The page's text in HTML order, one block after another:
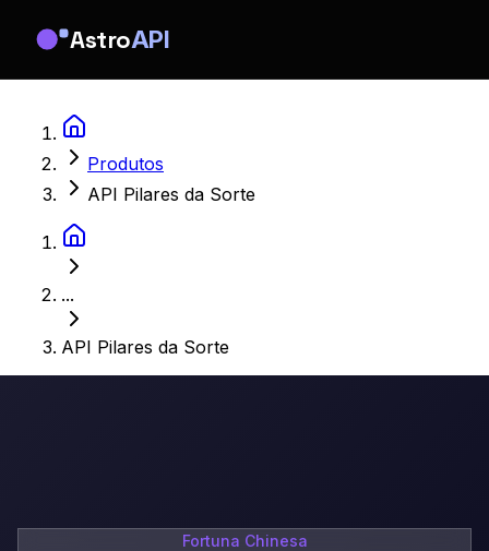
AstroAPI
Produtos
API Pilares da Sorte
...
API Pilares da Sorte
Fortuna Chinesa